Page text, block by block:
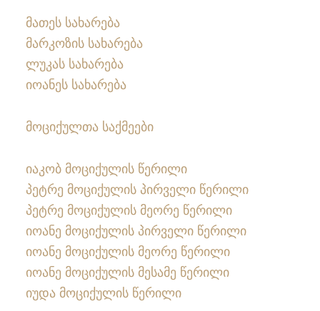
მათეს სახარება
მარკოზის სახარება
ლუკას სახარება
იოანეს სახარება
მოციქულთა საქმეები
იაკობ მოციქულის წერილი
პეტრე მოციქულის პირველი წერილი
პეტრე მოციქულის მეორე წერილი
იოანე მოციქულის პირველი წერილი
იოანე მოციქულის მეორე წერილი
იოანე მოციქულის მესამე წერილი
იუდა მოციქულის წერილი